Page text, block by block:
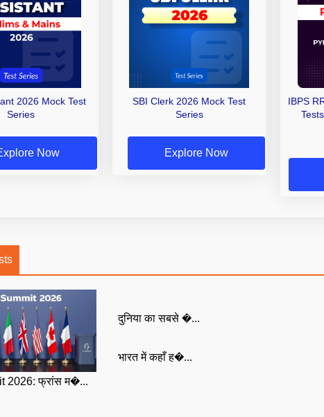
2026 Mock Test
Series
Now
SBI Clerk 2026 Mock Test
Series
Explore Now
IBPS
2026: फ्रांस म�...
दुनिया का सबसे �...
भारत में कहाँ ह�...